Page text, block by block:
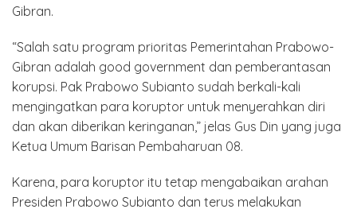
Gibran.
“Salah satu program prioritas Pemerintahan Prabowo-
Gibran adalah good government dan pemberantasan
korupsi. Pak Prabowo Subianto sudah berkali-kali
mengingatkan para koruptor untuk menyerahkan diri
dan akan diberikan keringanan,” jelas Gus Din yang juga
Ketua Umum Barisan Pembaharuan 08.
Karena, para koruptor itu tetap mengabaikan arahan
Presiden Prabowo Subianto dan terus melakukan